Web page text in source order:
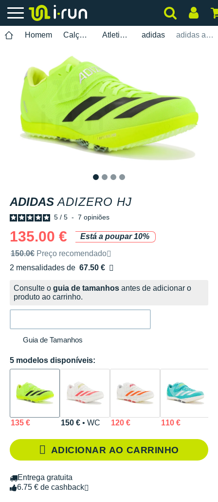
Homem Calçados Atletismo adidas adidas adizero HJ
ADIDAS ADIZERO HJ
5 / 5 - 7 opiniões
135.00 €
Está a poupar 10%
Preço de venda recomendado pela marca
150.0€ Preço recomendado
2 mensalidades de 67.50 €
sem custos
Consulte o guia de tamanhos antes de adicionar o
produto ao carrinho.
Guia de Tamanhos
5 modelos disponíveis:
135 € 150 €• WC 120 € 110 €
ADICIONAR AO CARRINHO
Entrega gratuita
6.75 € de cashback